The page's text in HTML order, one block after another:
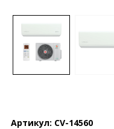
Артикул: CV-14560